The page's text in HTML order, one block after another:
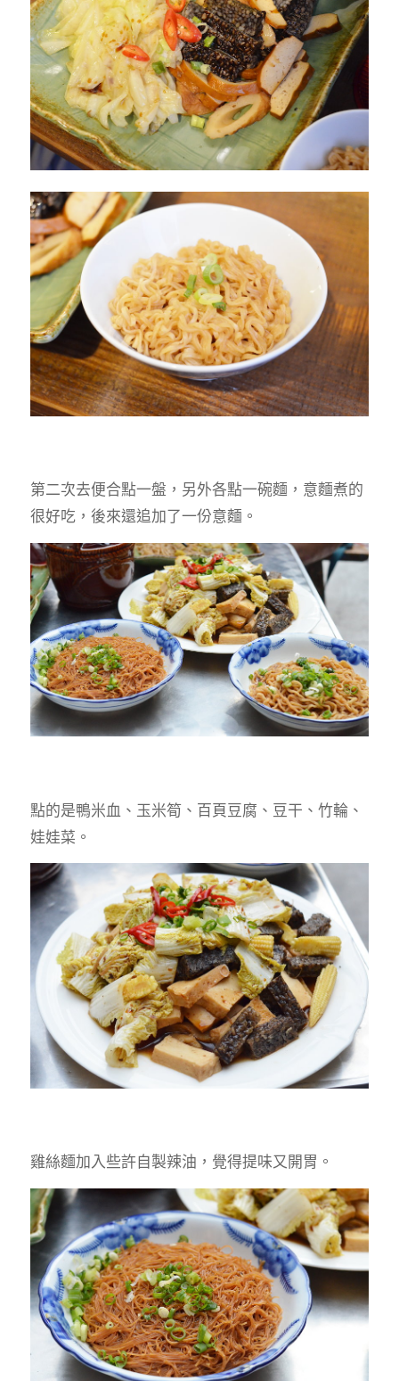
第二次去便合點一盤，另外各點一碗麵，意麵煮的
很好吃，後來還追加了一份意麵。
點的是鴨米血、玉米筍、百頁豆腐、豆干、竹輪、
娃娃菜。
雞絲麵加入些許自製辣油，覺得提味又開胃。